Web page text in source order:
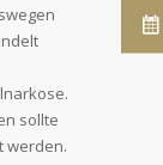
sollte
werden.